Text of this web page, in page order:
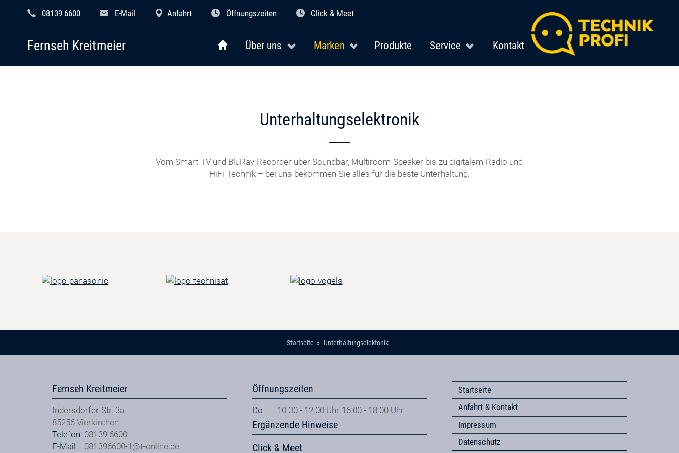
08139 6600 E-Mail Anfahrt Öffnungszeiten Click & Meet
Über uns Marken Produkte Service Kontakt
Fernseh Kreitmeier
Unterhaltungselektronik
Vom Smart-TV und BluRay-Recorder über Soundbar, Multiroom-Speaker bis zu digitalem Radio und
HiFi-Technik – bei uns bekommen Sie alles für die beste Unterhaltung.
Startseite Unterhaltungselektonik
Fernseh Kreitmeier
Indersdorfer Str. 3a
85256 Vierkirchen
Telefon 08139 6600
E-Mail
081396600-1@t-online.de
Öffnungszeiten
Do 10:00 - 12:00 Uhr 16:00 - 18:00 Uhr
Ergänzende Hinweise
Click & Meet
Startseite
Anfahrt & Kontakt
Impressum
Datenschutz